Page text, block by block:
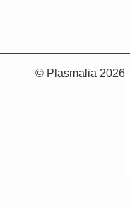
© Plasmalia 2026